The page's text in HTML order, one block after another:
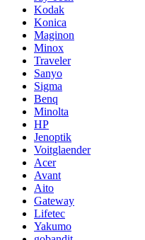
Kodak
Konica
Maginon
Minox
Traveler
Sanyo
Sigma
Benq
Minolta
HP
Jenoptik
Voitglaender
Acer
Avant
Aito
Gateway
Lifetec
Yakumo